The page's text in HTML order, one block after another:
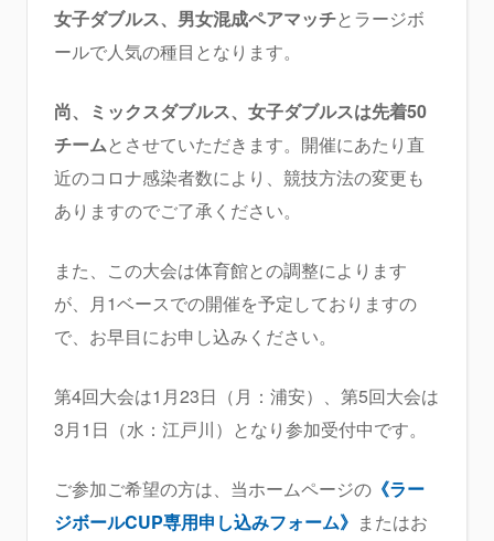
女子ダブルス、男女混成ペアマッチとラージボ
ールで人気の種目となります。
尚、ミックスダブルス、女子ダブルスは先着50
チームとさせていただきます。開催にあたり直
近のコロナ感染者数により、競技方法の変更も
ありますのでご了承ください。
また、この大会は体育館との調整によります
が、月1ベースでの開催を予定しておりますの
で、お早目にお申し込みください。
第4回大会は1月23日（月：浦安）、第5回大会は
3月1日（水：江戸川）となり参加受付中です。
ご参加ご希望の方は、当ホームページの 《ラー
ジボールCUP専用申し込みフォーム》 またはお